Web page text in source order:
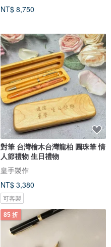
NT$ 8,750
對筆 台灣檜木台灣龍柏 圓珠筆 情
人節禮物 生日禮物
皇手製作
NT$ 3,380
可客製
85 折